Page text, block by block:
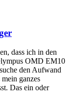
dass ich in den
OMD EM10
den Aufwand
ganzes
Das ein oder